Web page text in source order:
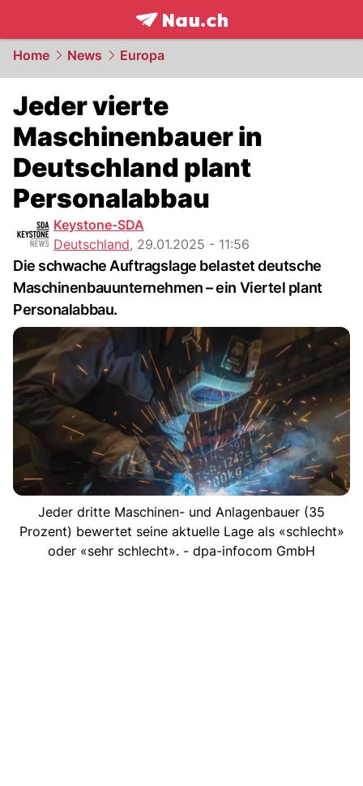
frontpage.NAU.ch
Home News Europa
Jeder vierte
Maschinenbauer in
Deutschland plant
Personalabbau
Keystone-SDA
Deutschland, 29.01.2025 - 11:56
Die schwache Auftragslage belastet deutsche
Maschinenbauunternehmen – ein Viertel plant
Personalabbau.
Jeder dritte Maschinen- und Anlagenbauer (35
Prozent) bewertet seine aktuelle Lage als «schlecht»
oder «sehr schlecht». - dpa-infocom GmbH